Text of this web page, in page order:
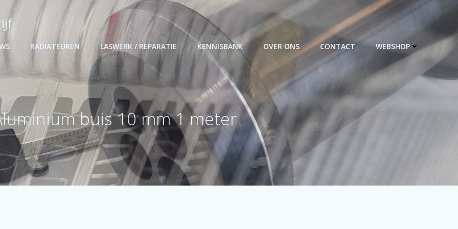
RADIATEUREN LASWERK / REPARATIE KENNISBANK OVER ONS CONTACT WEBSHOP
buis 10 mm 1 meter